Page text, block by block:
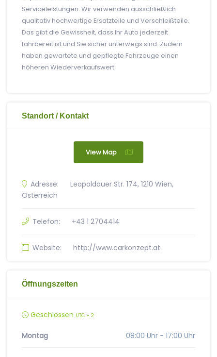
Serviceleistungen. Wir verwenden ausschließlich
qualitativ hochwertige Ersatzteile und Verschleißteile.
Das gibt die Gewissheit, dass Ihr Auto jederzeit
fahrbereit ist und Sie sicher unterwegs sind. Zudem
haben gewartete und gepflegte Fahrzeuge einen
höheren Wiederverkaufswert.
Standort / Kontakt
View Map
Adresse:
Leopoldauer Str. 174, 1210 Wien,
Österreich
Telefon: +43 1 2704414
Website: http://www.carkonzept.at
Öffnungszeiten
Geschlossen UTC + 2
Montag 08:00 Uhr - 17:00 Uhr